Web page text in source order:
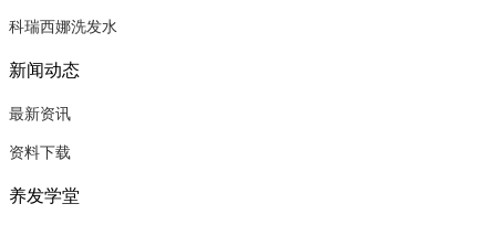
科瑞西娜洗发水
新闻动态
最新资讯
资料下载
养发学堂